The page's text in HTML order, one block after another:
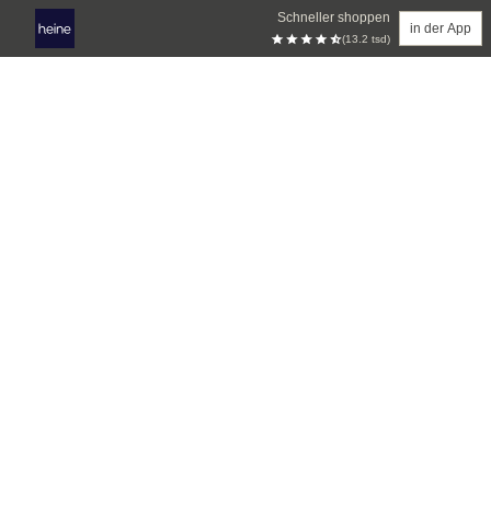
Schneller shoppen
(13.2 tsd)
in der App